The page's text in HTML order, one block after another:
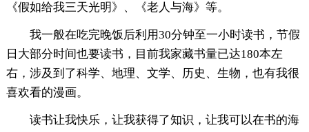
《假如给我三天光明》、《老人与海》等。
我一般在吃完晚饭后利用30分钟至一小时读书，节假
日大部分时间也要读书，目前我家藏书量已达180本左
右，涉及到了科学、地理、文学、历史、生物，也有我很
喜欢看的漫画。
读书让我快乐，让我获得了知识，让我可以在书的海